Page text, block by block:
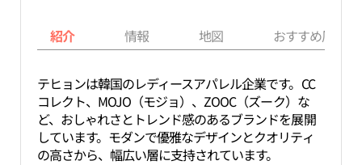
紹介 情報 地図 おすすめ周辺
テヒョンは韓国のレディースアパレル企業です。CC
コレクト、MOJO（モジョ）、ZOOC（ズーク）な
ど、おしゃれさとトレンド感のあるブランドを展開
しています。モダンで優雅なデザインとクオリティ
の高さから、幅広い層に支持されています。